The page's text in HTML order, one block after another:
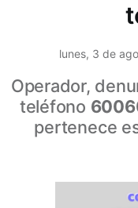
lunes, 3 de
Operador,
teléfono
pertenece